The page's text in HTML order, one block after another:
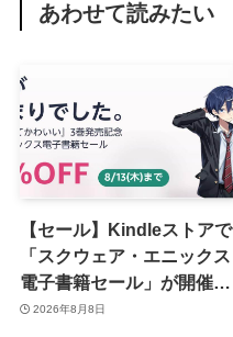
あわせて読みたい
【セール】Kindleストアで
「スクウェア・エニックス
電子書籍セール」が開催中
ｰ コミックやゲーム関連書
2026年8月8日